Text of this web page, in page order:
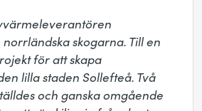
skogarna. Till en
för att skapa
lilla staden Sollefteå. Två
och ganska omgående